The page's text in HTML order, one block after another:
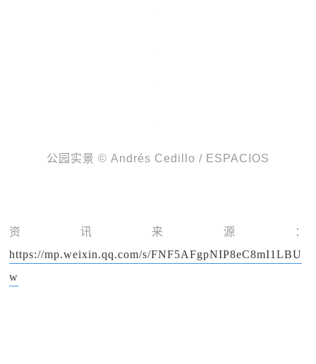
公园实景 © Andrés Cedillo / ESPACIOS
资讯来源：
https://mp.weixin.qq.com/s/FNF5AFgpNIP8eC8mI1LBU
w